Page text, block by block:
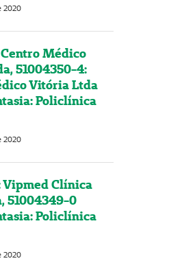
2020
Médico
51004350-4:
Vitória Ltda
Policlínica
2020
Vipmed Clínica
51004349-0
Policlínica
2020